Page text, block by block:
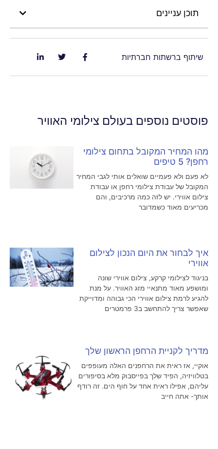
תוכן עניינים
שיתוף ברשתות חברתיות
פוסטים נוספים בעולם צילומי האוויר
מהו המחיר המקובל בתחום צילומי
רחפן? 5 טיפים
לא פעם ולא פעמיים שואלים אותי לגבי המחיר
המקובל של עבודת צילומי רחפן או עבודת
צילום אווירי. יש לזה כמה מרכיבים, והם
מכריעים מאוד כשמדובר
איך לבחור את היום הנכון לצילום
אווירי
בניגוד לצילומי קרקע, צילום אווירי שונה
ומושפע מאוד מתנאיי מזג האוויר. על מנת
להגיע לרמת צילום אווירי הכי גבוהה ומדוייקת
שאפשר צריך להתחשב ב3 פרמטרים
מדריך לקניית הרחפן הראשון שלך
אוקיי, אז ראית את הרחפנים האלה מעופפים
בטלוויזיה, הפיד שלך בפייסבוק מלא בסיפורים
עליהם, אפילו ראית אחד על חוף הים. זה רודף
אותך- אתה חייב